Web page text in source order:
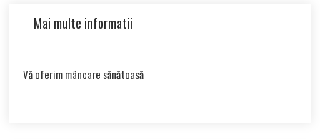
Mai multe informatii
Vă oferim mâncare sănătoasă